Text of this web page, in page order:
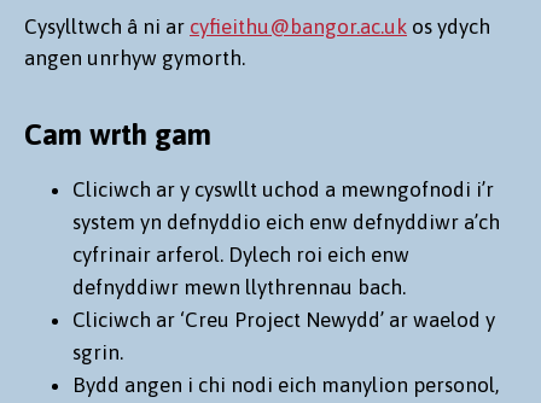
Cysylltwch â ni ar cyfieithu@bangor.ac.uk os ydych
angen unrhyw gymorth.
Cam wrth gam
Cliciwch ar y cyswllt uchod a mewngofnodi i’r
system yn defnyddio eich enw defnyddiwr a’ch
cyfrinair arferol. Dylech roi eich enw
defnyddiwr mewn llythrennau bach.
Cliciwch ar ‘Creu Project Newydd’ ar waelod y
sgrin.
Bydd angen i chi nodi eich manylion personol,